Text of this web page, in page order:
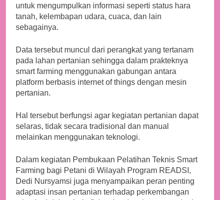
untuk mengumpulkan informasi seperti status hara
tanah, kelembapan udara, cuaca, dan lain
sebagainya.
Data tersebut muncul dari perangkat yang tertanam
pada lahan pertanian sehingga dalam prakteknya
smart farming menggunakan gabungan antara
platform berbasis internet of things dengan mesin
pertanian.
Hal tersebut berfungsi agar kegiatan pertanian dapat
selaras, tidak secara tradisional dan manual
melainkan menggunakan teknologi.
Dalam kegiatan Pembukaan Pelatihan Teknis Smart
Farming bagi Petani di Wilayah Program READSI,
Dedi Nursyamsi juga menyampaikan peran penting
adaptasi insan pertanian terhadap perkembangan